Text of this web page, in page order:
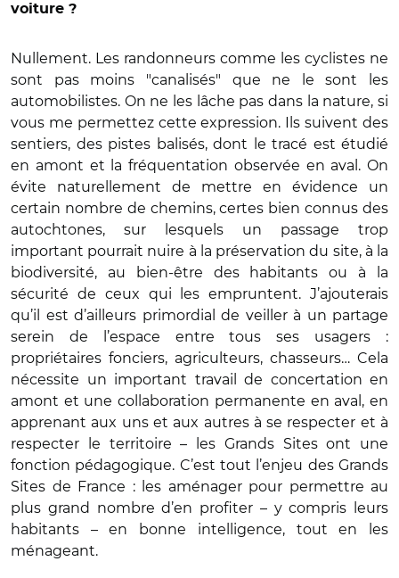
voiture ?
Nullement. Les randonneurs comme les cyclistes ne
sont pas moins "canalisés" que ne le sont les
automobilistes. On ne les lâche pas dans la nature, si
vous me permettez cette expression. Ils suivent des
sentiers, des pistes balisés, dont le tracé est étudié
en amont et la fréquentation observée en aval. On
évite naturellement de mettre en évidence un
certain nombre de chemins, certes bien connus des
autochtones, sur lesquels un passage trop
important pourrait nuire à la préservation du site, à la
biodiversité, au bien-être des habitants ou à la
sécurité de ceux qui les empruntent. J’ajouterais
qu’il est d’ailleurs primordial de veiller à un partage
serein de l’espace entre tous ses usagers :
propriétaires fonciers, agriculteurs, chasseurs… Cela
nécessite un important travail de concertation en
amont et une collaboration permanente en aval, en
apprenant aux uns et aux autres à se respecter et à
respecter le territoire – les Grands Sites ont une
fonction pédagogique. C’est tout l’enjeu des Grands
Sites de France : les aménager pour permettre au
plus grand nombre d’en profiter – y compris leurs
habitants – en bonne intelligence, tout en les
ménageant.